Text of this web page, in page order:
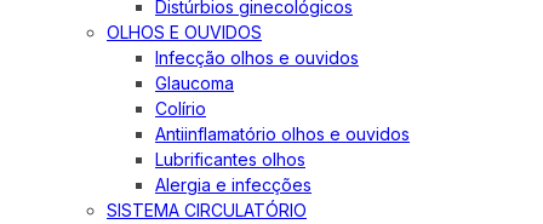
Distúrbios ginecológicos
OLHOS E OUVIDOS
Infecção olhos e ouvidos
Glaucoma
Colírio
Antiinflamatório olhos e ouvidos
Lubrificantes olhos
Alergia e infecções
SISTEMA CIRCULATÓRIO